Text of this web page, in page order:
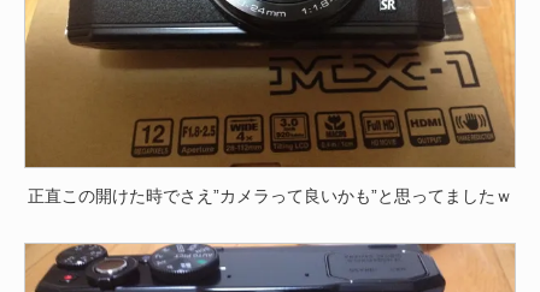
正直この開けた時でさえ”カメラって良いかも”と思ってましたｗ